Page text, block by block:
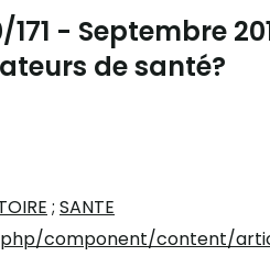
171 - Septembre
de santé?
; SANTE
component/content/